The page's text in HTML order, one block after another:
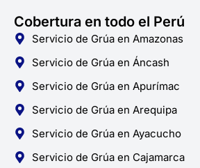
Cobertura en todo el Perú
Servicio de Grúa en Amazonas
Servicio de Grúa en Áncash
Servicio de Grúa en Apurímac
Servicio de Grúa en Arequipa
Servicio de Grúa en Ayacucho
Servicio de Grúa en Cajamarca